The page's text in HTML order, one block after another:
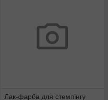
Лак-фарба для стемпінгу